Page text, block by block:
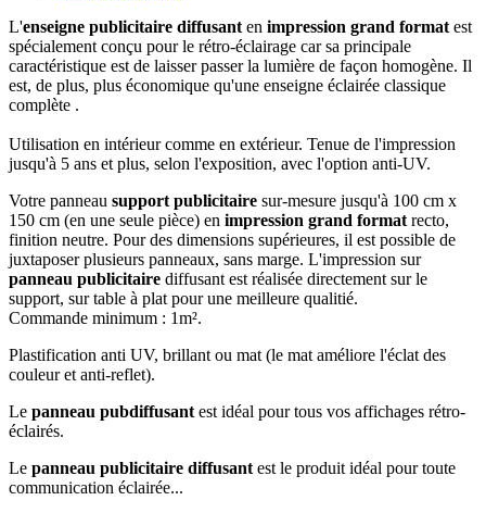
L'enseigne publicitaire diffusant en impression grand format est
spécialement conçu pour le rétro-éclairage car sa principale
caractéristique est de laisser passer la lumière de façon homogène. Il
est, de plus, plus économique qu'une enseigne éclairée classique
complète .
Utilisation en intérieur comme en extérieur. Tenue de l'impression
jusqu'à 5 ans et plus, selon l'exposition, avec l'option anti-UV.
Votre panneau support publicitaire sur-mesure jusqu'à 100 cm x
150 cm (en une seule pièce) en impression grand format recto,
finition neutre. Pour des dimensions supérieures, il est possible de
juxtaposer plusieurs panneaux, sans marge. L'impression sur
panneau publicitaire diffusant est réalisée directement sur le
support, sur table à plat pour une meilleure qualitié.
Commande minimum : 1m².
Plastification anti UV, brillant ou mat (le mat améliore l'éclat des
couleur et anti-reflet).
Le panneau pubdiffusant est idéal pour tous vos affichages rétro-
éclairés.
Le panneau publicitaire diffusant est le produit idéal pour toute
communication éclairée...